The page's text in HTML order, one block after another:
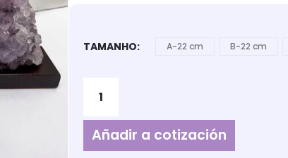
TAMANHO A-22 cm B-22 cm
Añadir a cotización